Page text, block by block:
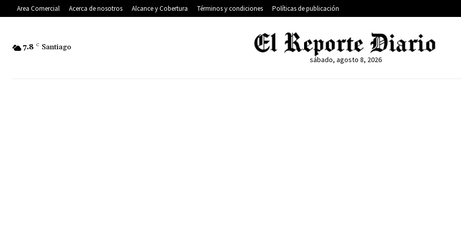
Area Comercial Acerca de nosotros Alcance y Cobertura Términos y condiciones Políticas de publicación
7.8 C Santiago
sábado, agosto 8, 2026